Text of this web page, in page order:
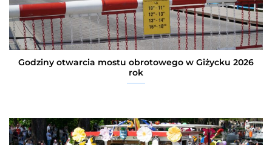
Godziny otwarcia mostu obrotowego w Giżycku 2026
rok